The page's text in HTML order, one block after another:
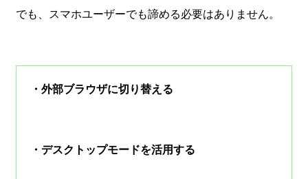
でも、スマホユーザーでも諦める必要はありません。
・外部ブラウザに切り替える
・デスクトップモードを活用する